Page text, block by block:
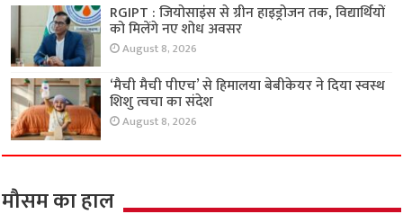
RGIPT : जियोसाइंस से ग्रीन हाइड्रोजन तक, विद्यार्थियों
को मिलेंगे नए शोध अवसर
August 8, 2026
‘मैची मैची पीएच’ से हिमालया बेबीकेयर ने दिया स्वस्थ
शिशु त्वचा का संदेश
August 8, 2026
मौसम का हाल